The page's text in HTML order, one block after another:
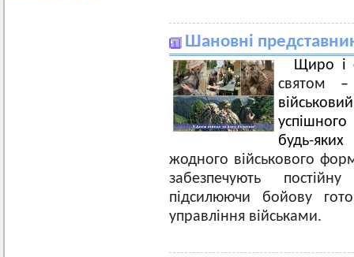
Шановні
Щиро і
святом –
будь-
жодного військового
забезпечують
підсилюючи бойову
управління військами.